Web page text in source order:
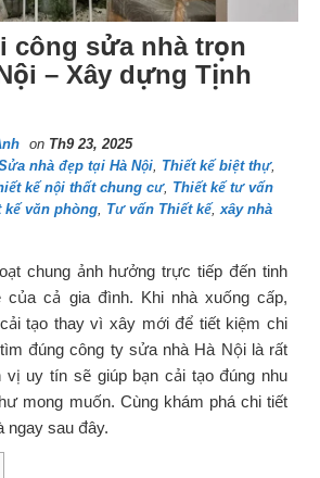
công sửa nhà trọn
– Xây dựng Tịnh
on Th9 23, 2025
nhà đẹp tại Hà Nội, Thiết kế biệt thự,
kế nội thất chung cư, Thiết kế tư vấn
kế văn phòng, Tư vấn Thiết kế,xây nhà
chung ảnh hưởng trực tiếp đến tinh
cả gia đình. Khi nhà xuống cấp,
tạo thay vì xây mới để tiết kiệm chi
đúng công ty sửa nhà Hà Nội là rất
vị uy tín sẽ giúp bạn cải tạo đúng nhu
mong muốn. Cùng khám phá chi tiết
ngay sau đây.